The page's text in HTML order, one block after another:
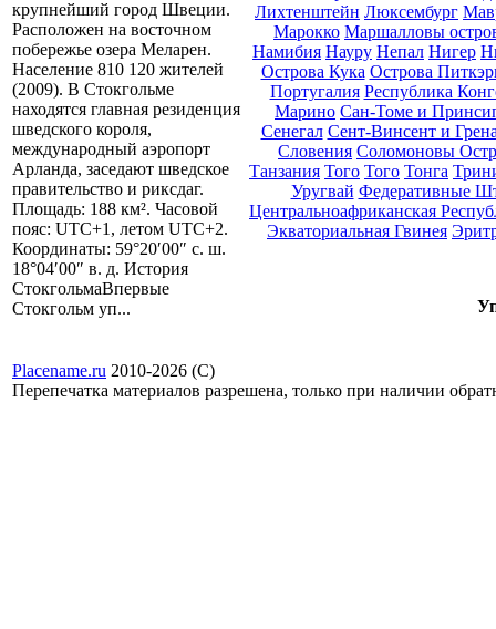
крупнейший город Швеции.
Расположен на восточном
побережье озера Меларен.
Население 810 120 жителей
(2009). В Стокгольме
находятся главная резиденция
шведского короля,
международный аэропорт
Арланда, заседают шведское
правительство и риксдаг.
Площадь: 188 км². Часовой
пояс: UTC+1, летом UTC+2.
Координаты: 59°20′00″ с. ш.
18°04′00″ в. д. История
СтокгольмаВпервые
Стокгольм уп...
Лихтенштейн Люксембург
Марокко Маршалловы
Намибия Науру Непал Нигер
Острова Кука Острова
Португалия Республика
Марино Сан-Томе и
Сенегал Сент-Винсент и
Словения Соломоновы
Танзания Того Того Тонга
Уругвай Федеративные
Центральноафриканская
Экваториальная Гвинея
Placename.ru 2010-2026 (С)
Перепечатка материалов разрешена, только при наличии